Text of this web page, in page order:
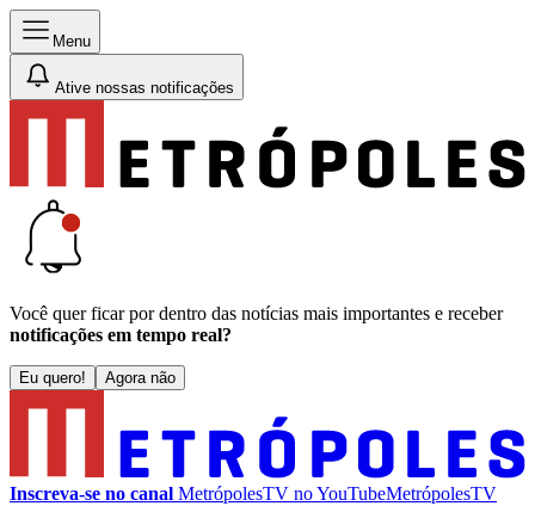
Menu
Ative nossas notificações
Você quer ficar por dentro das notícias mais importantes e receber
notificações em tempo real?
Eu quero! Agora não
Inscreva-se no canal MetrópolesTV noYouTubeMetrópolesTV